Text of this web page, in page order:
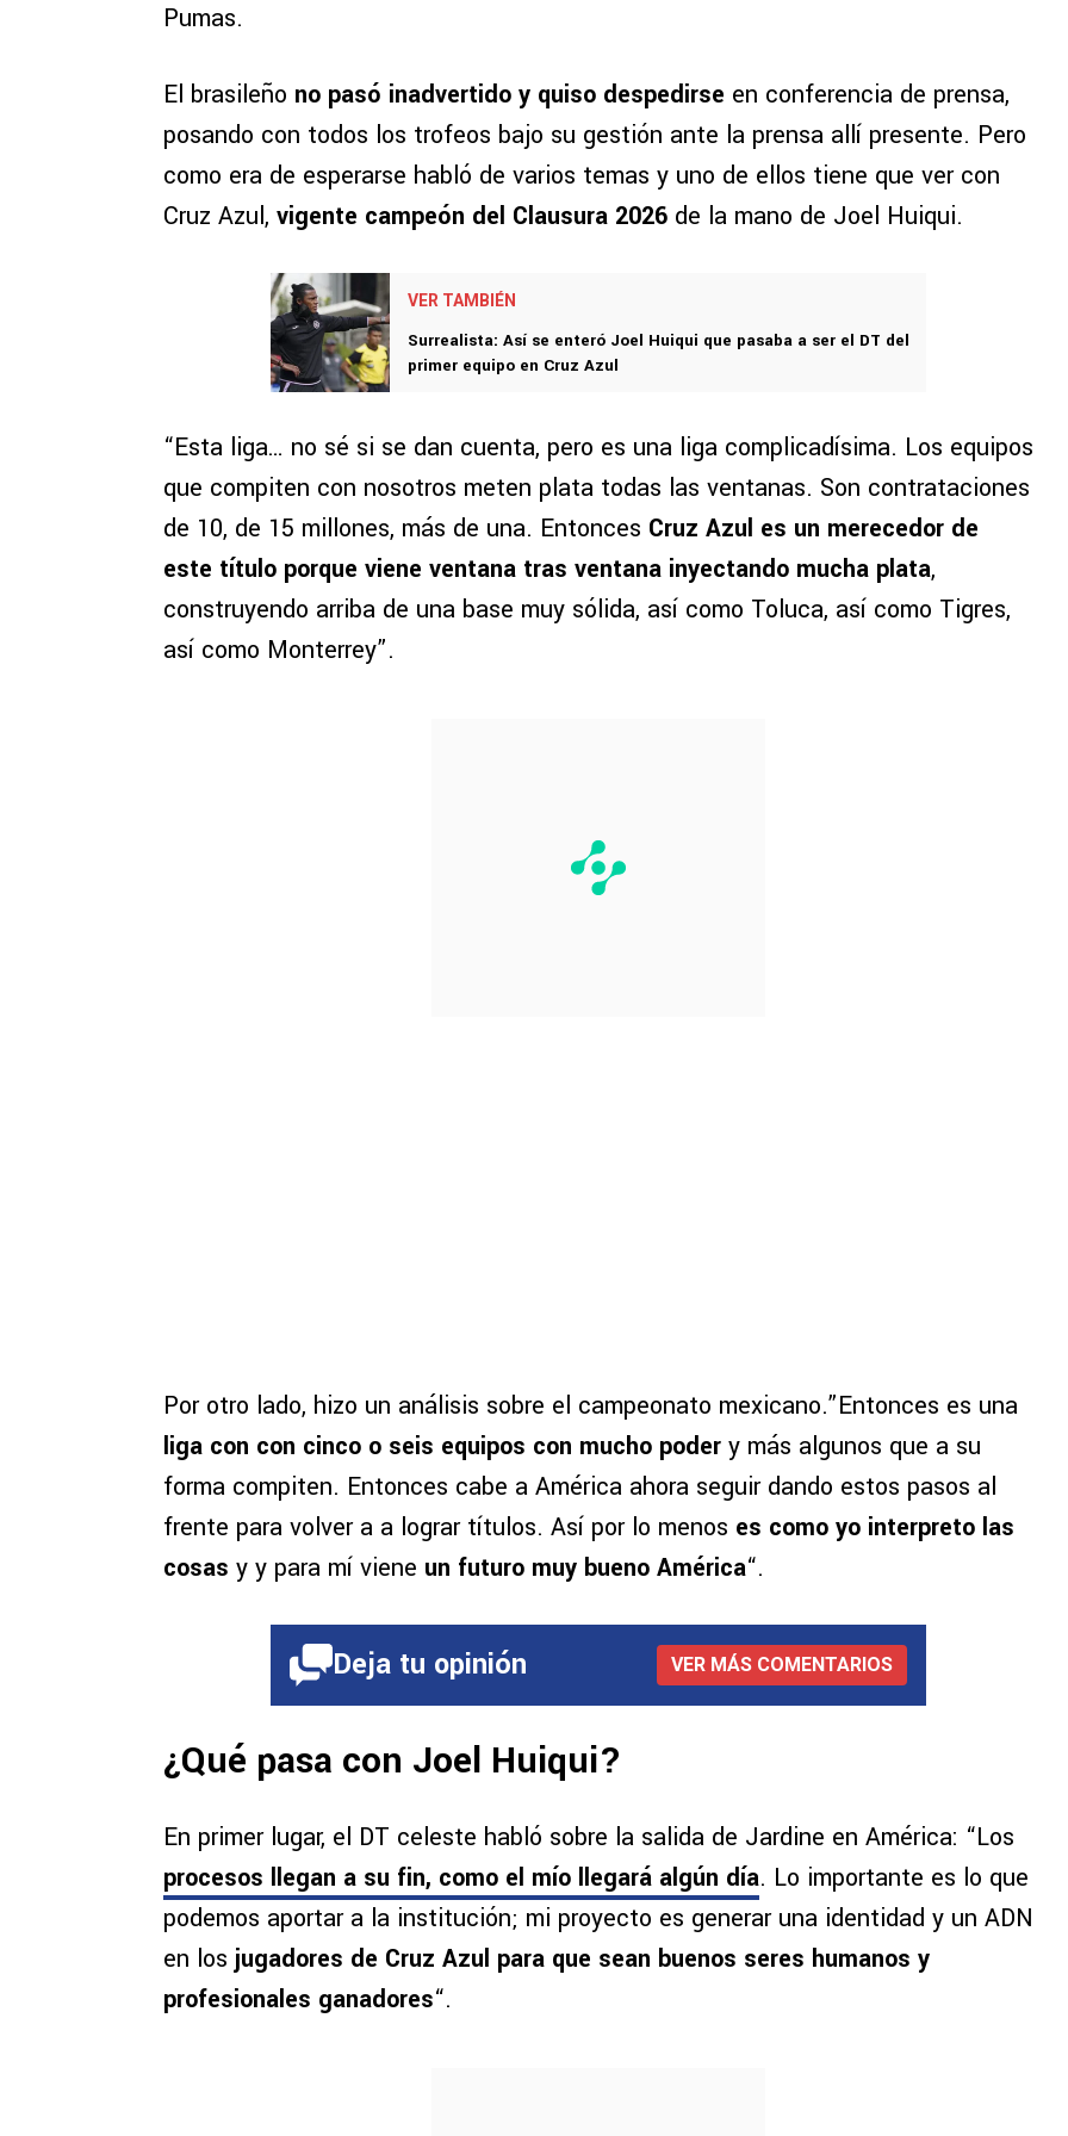
Pumas.
El brasileño no pasó inadvertido y quiso despedirse en conferencia de prensa,
posando con todos los trofeos bajo su gestión ante la prensa allí presente. Pero
como era de esperarse habló de varios temas y uno de ellos tiene que ver con
Cruz Azul, vigente campeón del Clausura 2026 de la mano de Joel Huiqui.
VER TAMBIÉN
Surrealista: Así se enteró Joel Huiqui que pasaba a ser el DT del
primer equipo en Cruz Azul
“Esta liga… no sé si se dan cuenta, pero es una liga complicadísima. Los equipos
que compiten con nosotros meten plata todas las ventanas. Son contrataciones
de 10, de 15 millones, más de una. Entonces Cruz Azul es un merecedor de
este título porque viene ventana tras ventana inyectando mucha plata,
construyendo arriba de una base muy sólida, así como Toluca, así como Tigres,
así como Monterrey”.
Por otro lado, hizo un análisis sobre el campeonato mexicano.”Entonces es una
liga con con cinco o seis equipos con mucho poder y más algunos que a su
forma compiten. Entonces cabe a América ahora seguir dando estos pasos al
frente para volver a a lograr títulos. Así por lo menos es como yo interpreto las
cosas y y para mí viene un futuro muy bueno América“.
Deja tu opinión VER MÁS COMENTARIOS
¿Qué pasa con Joel Huiqui?
En primer lugar, el DT celeste habló sobre la salida de Jardine en América: “Los
procesos llegan a su fin, como el mío llegará algún día. Lo importante es lo que
podemos aportar a la institución; mi proyecto es generar una identidad y un ADN
en los jugadores de Cruz Azul para que sean buenos seres humanos y
profesionales ganadores“.